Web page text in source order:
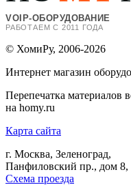
VOIP-ОБОРУДОВАНИЕ
РАБОТАЕМ С 2011 ГОДА
© ХомиРу, 2006-2026
Интернет магазин
Перепечатка материалов
на homy.ru
Карта сайта
г. Москва, Зеленоград,
Панфиловский пр., дом 8,
Схема проезда